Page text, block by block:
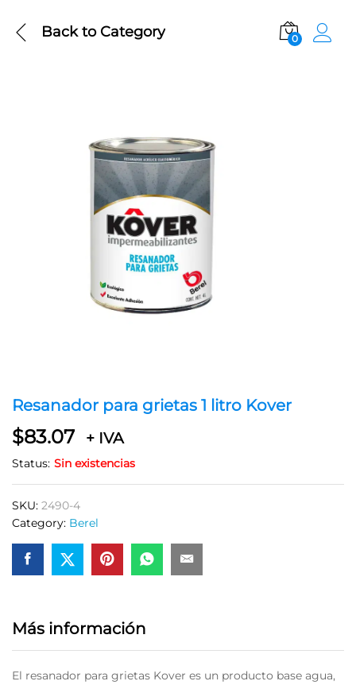
Back toCategory 0
Resanador para grietas 1 litro Kover
$83.07 + IVA
Status: Sin existencias
SKU: 2490-4
Category: Berel
Más información
El resanador para grietas Kover es un producto base agua,